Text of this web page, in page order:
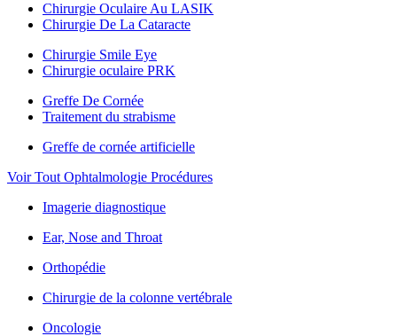
Chirurgie Oculaire Au LASIK
Chirurgie De La Cataracte
Chirurgie Smile Eye
Chirurgie oculaire PRK
Greffe De Cornée
Traitement du strabisme
Greffe de cornée artificielle
Voir Tout Ophtalmologie Procédures
Imagerie diagnostique
Ear, Nose and Throat
Orthopédie
Chirurgie de la colonne vertébrale
Oncologie